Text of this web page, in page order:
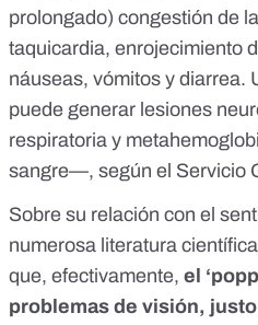
prolongado) congestión de
taquicardia, enrojecimiento
náuseas, vómitos y diarrea.
puede generar lesiones
respiratoria y
sangre—, según el Servicio
Sobre su relación con el
numerosa literatura
que, efectivamente, el
problemas de visión,